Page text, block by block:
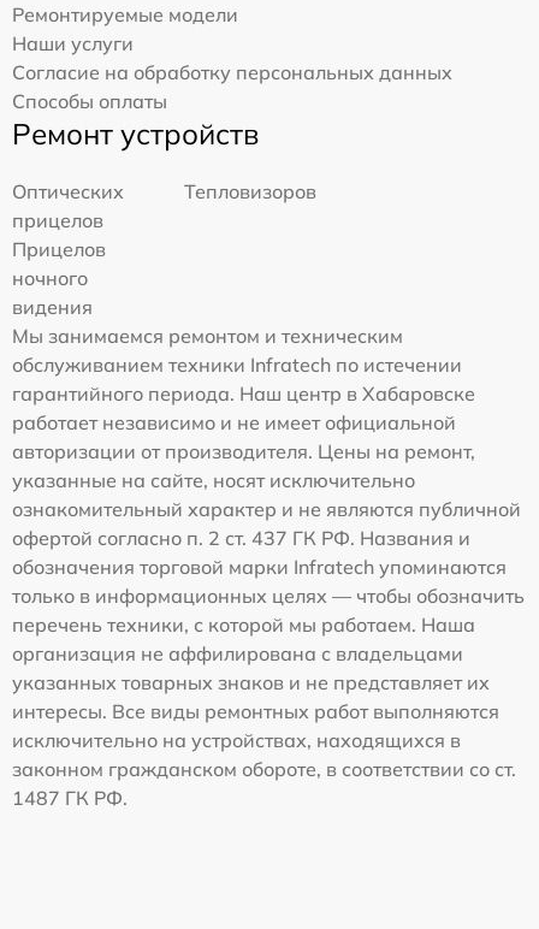
Ремонтируемые модели
Наши услуги
Согласие на обработку персональных данных
Способы оплаты
Ремонт устройств
Оптических
прицелов
Тепловизоров
Прицелов
ночного
видения
Мы занимаемся ремонтом и техническим
обслуживанием техники Infratech по истечении
гарантийного периода. Наш центр в Хабаровске
работает независимо и не имеет официальной
авторизации от производителя. Цены на ремонт,
указанные на сайте, носят исключительно
ознакомительный характер и не являются публичной
офертой согласно п. 2 ст. 437 ГК РФ. Названия и
обозначения торговой марки Infratech упоминаются
только в информационных целях — чтобы обозначить
перечень техники, с которой мы работаем. Наша
организация не аффилирована с владельцами
указанных товарных знаков и не представляет их
интересы. Все виды ремонтных работ выполняются
исключительно на устройствах, находящихся в
законном гражданском обороте, в соответствии со ст.
1487 ГК РФ.